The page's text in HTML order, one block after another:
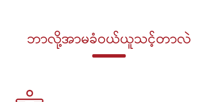
ဘာလို့အာမခံဝယ်ယူသင့်တာလဲ